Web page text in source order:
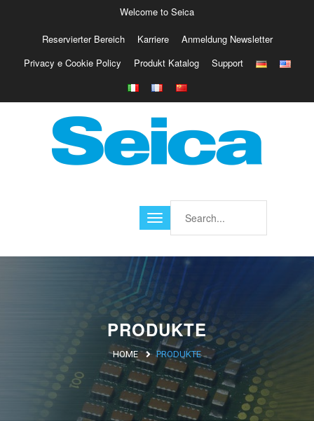
Europe
Austria
Belgio
Germany
Brasile
Asia
Welcome to Seica
Reservierter Bereich Karriere
Anmeldung Newsletter
Privacy e Cookie Policy
Produkt Katalog Support
PRODUKTE
HOME PRODUKTE
Soluzioni di Collaudo